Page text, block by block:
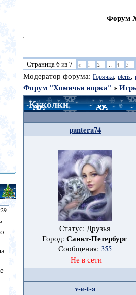
Форум
Страница6из7 « 1 2 … 4 5
Модератор форума: Горячка, pteris,
Форум "Хомячья норка" »
Куколки
pantera74
Статус: Друзья
Город:Санкт-Петербург
Сообщения: 355
Не в сети
v-e-t-a